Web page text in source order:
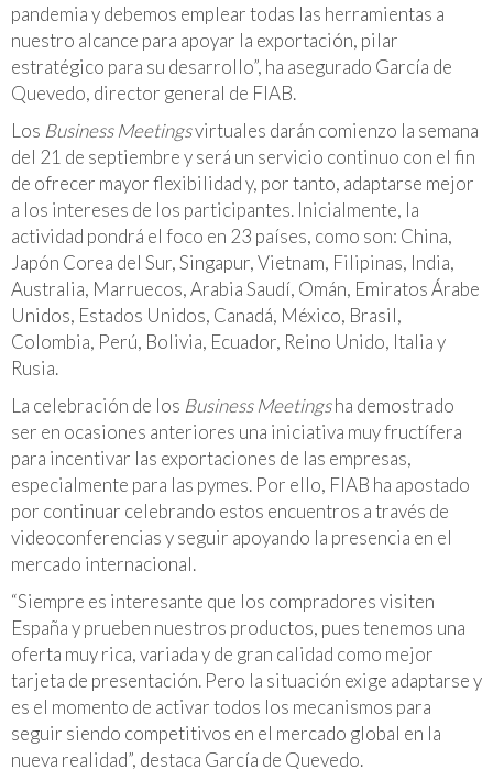
pandemia y debemos emplear todas las herramientas a
nuestro alcance para apoyar la exportación, pilar
estratégico para su desarrollo”, ha asegurado García de
Quevedo, director general de FIAB.
Los Business Meetingsvirtuales darán comienzo la semana
del 21 de septiembre y será un servicio continuo con el fin
de ofrecer mayor flexibilidad y, por tanto, adaptarse mejor
a los intereses de los participantes. Inicialmente, la
actividad pondrá el foco en 23 países, como son: China,
Japón Corea del Sur, Singapur, Vietnam, Filipinas, India,
Australia, Marruecos, Arabia Saudí, Omán, Emiratos Árabe
Unidos, Estados Unidos, Canadá, México, Brasil,
Colombia, Perú, Bolivia, Ecuador, Reino Unido, Italia y
Rusia.
La celebración de los Business Meetingsha demostrado
ser en ocasiones anteriores una iniciativa muy fructífera
para incentivar las exportaciones de las empresas,
especialmente para las pymes. Por ello, FIAB ha apostado
por continuar celebrando estos encuentros a través de
videoconferencias y seguir apoyando la presencia en el
mercado internacional.
“Siempre es interesante que los compradores visiten
España y prueben nuestros productos, pues tenemos una
oferta muy rica, variada y de gran calidad como mejor
tarjeta de presentación. Pero la situación exige adaptarse y
es el momento de activar todos los mecanismos para
seguir siendo competitivos en el mercado global en la
nueva realidad”, destaca García de Quevedo.